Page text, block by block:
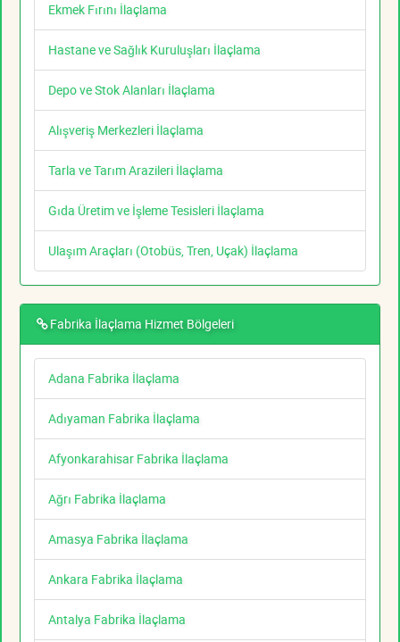
Ekmek Fırını İlaçlama
Hastane ve Sağlık Kuruluşları İlaçlama
Depo ve Stok Alanları İlaçlama
Alışveriş Merkezleri İlaçlama
Tarla ve Tarım Arazileri İlaçlama
Gıda Üretim ve İşleme Tesisleri İlaçlama
Ulaşım Araçları (Otobüs, Tren, Uçak) İlaçlama
Fabrika İlaçlama Hizmet Bölgeleri
Adana Fabrika İlaçlama
Adıyaman Fabrika İlaçlama
Afyonkarahisar Fabrika İlaçlama
Ağrı Fabrika İlaçlama
Amasya Fabrika İlaçlama
Ankara Fabrika İlaçlama
Antalya Fabrika İlaçlama